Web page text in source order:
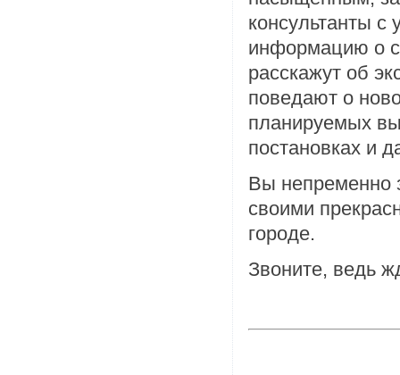
консультанты с
информацию о
расскажут об
поведают о
планируемых
постановках и
Вы непременно
своими
городе.
Звоните, ведь